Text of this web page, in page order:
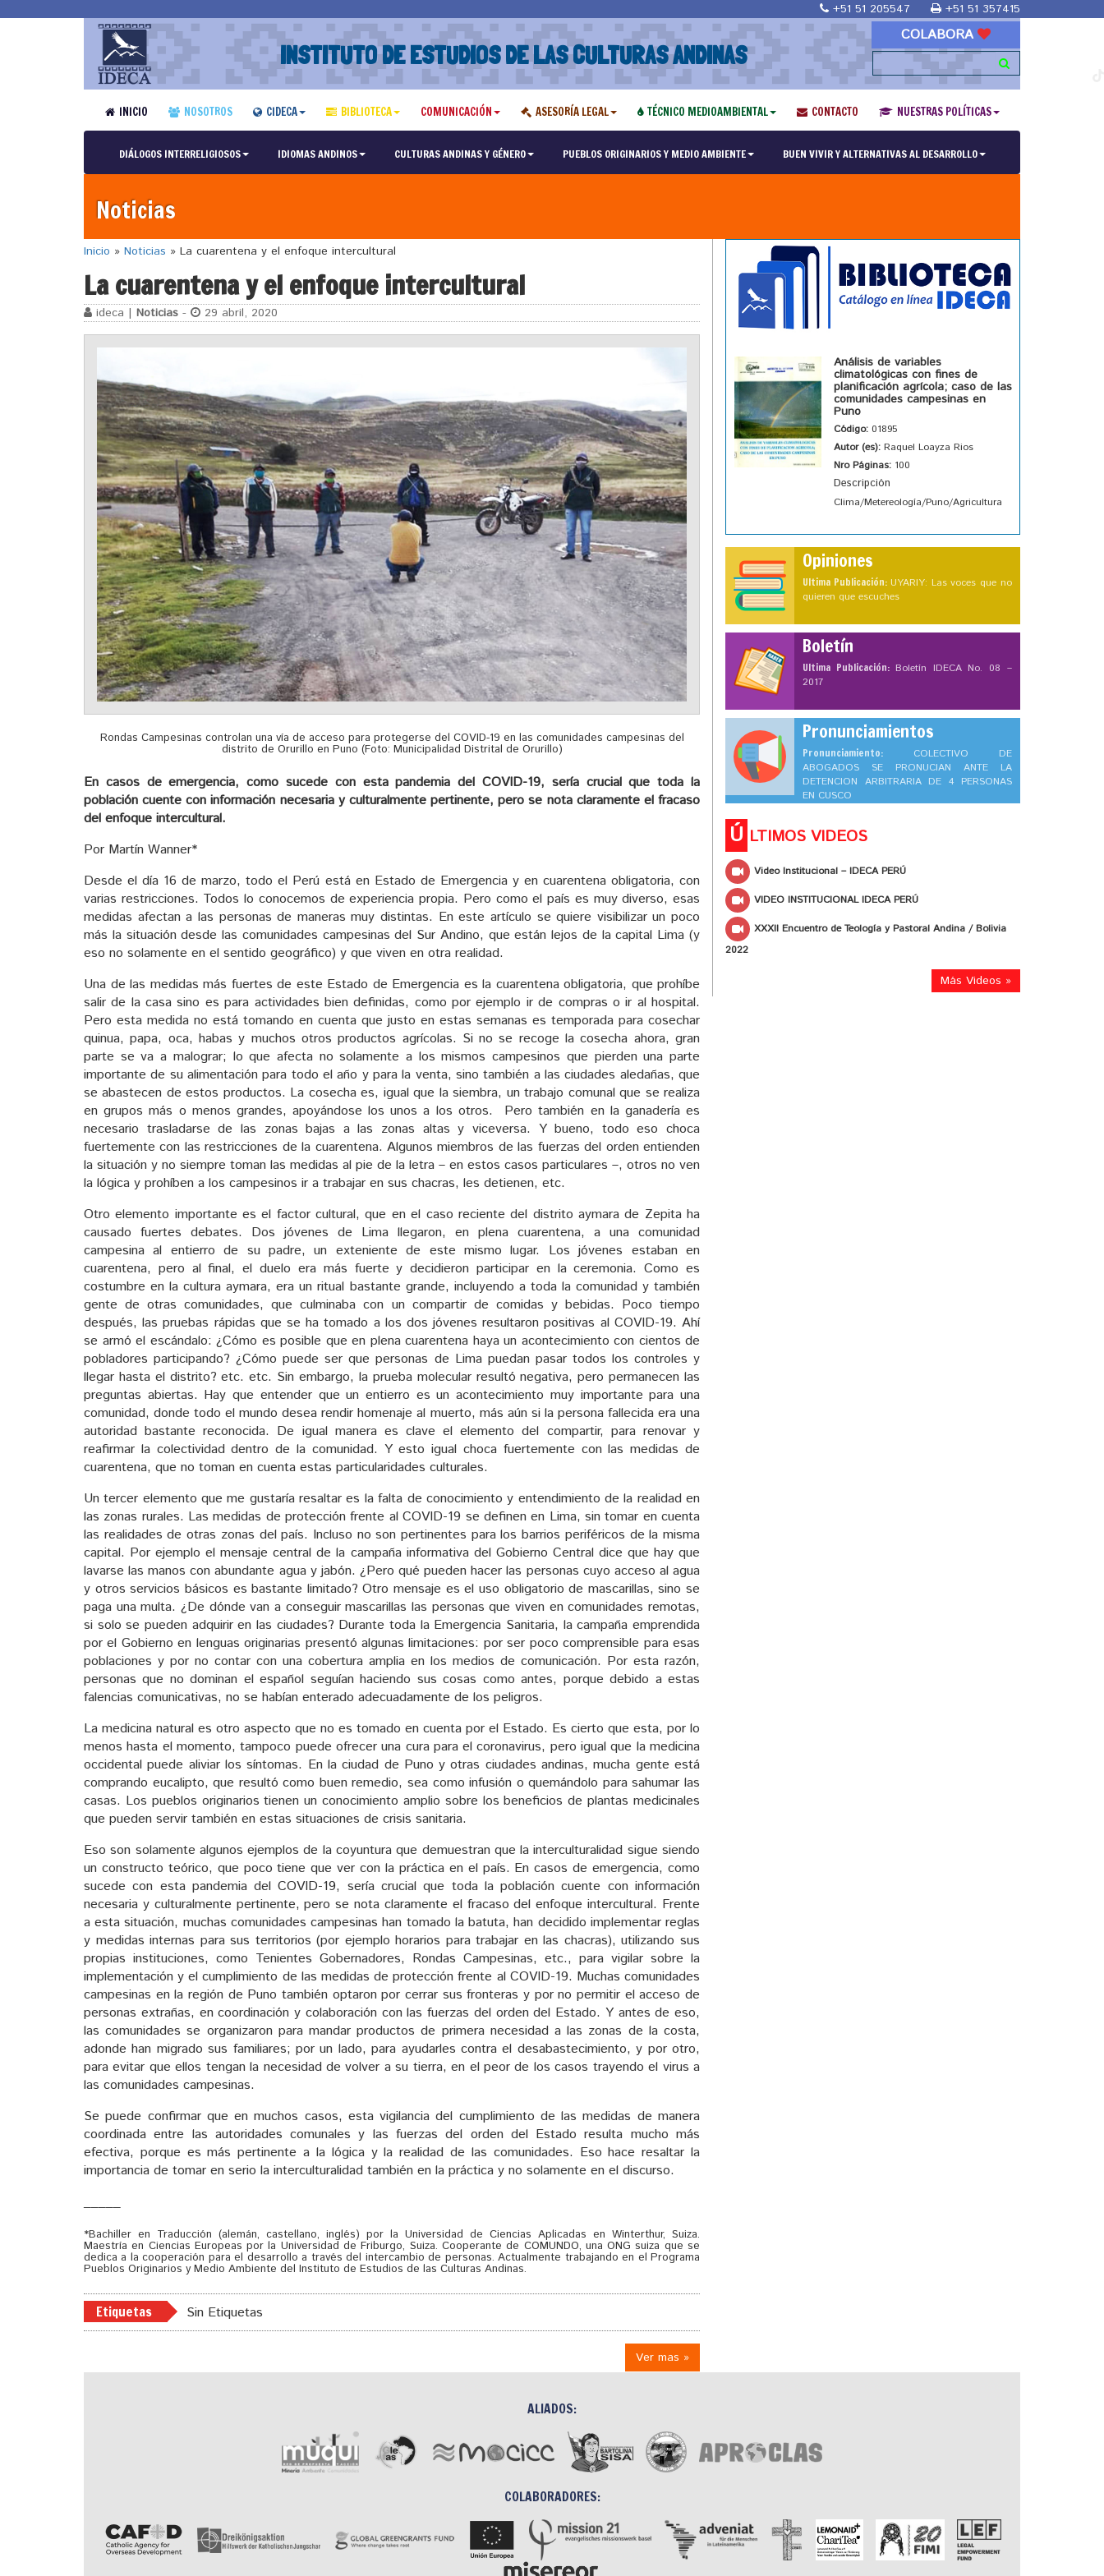
+51 51 205547 +51 51 357415
INSTITUTO DE ESTUDIOS DE LAS CULTURAS ANDINAS
COLABORA
INICIO NOSOTROS CIDECA BIBLIOTECA COMUNICACIÓN ASESORÍA LEGAL TÉCNICO MEDIOAMBIENTAL CONTACTO NUESTRAS POLÍTICAS
DIÁLOGOS INTERRELIGIOSOS IDIOMAS ANDINOS CULTURAS ANDINAS Y GÉNERO PUEBLOS ORIGINARIOS Y MEDIO AMBIENTE BUEN VIVIR Y ALTERNATIVAS AL DESARROLLO
Noticias
Inicio » Noticias » La cuarentena y el enfoque intercultural
La cuarentena y el enfoque intercultural
ideca | Noticias - 29 abril, 2020
Rondas Campesinas controlan una vía de acceso para protegerse del COVID-19 en las comunidades campesinas del
distrito de Orurillo en Puno (Foto: Municipalidad Distrital de Orurillo)
En casos de emergencia, como sucede con esta pandemia del COVID-19, sería crucial que toda la
población cuente con información necesaria y culturalmente pertinente, pero se nota claramente el fracaso
del enfoque intercultural.
Por Martín Wanner*
Desde el día 16 de marzo, todo el Perú está en Estado de Emergencia y en cuarentena obligatoria, con
varias restricciones. Todos lo conocemos de experiencia propia. Pero como el país es muy diverso, esas
medidas afectan a las personas de maneras muy distintas. En este artículo se quiere visibilizar un poco
más la situación desde las comunidades campesinas del Sur Andino, que están lejos de la capital Lima (y
eso no solamente en el sentido geográfico) y que viven en otra realidad.
Una de las medidas más fuertes de este Estado de Emergencia es la cuarentena obligatoria, que prohíbe
salir de la casa sino es para actividades bien definidas, como por ejemplo ir de compras o ir al hospital.
Pero esta medida no está tomando en cuenta que justo en estas semanas es temporada para cosechar
quinua, papa, oca, habas y muchos otros productos agrícolas. Si no se recoge la cosecha ahora, gran
parte se va a malograr; lo que afecta no solamente a los mismos campesinos que pierden una parte
importante de su alimentación para todo el año y para la venta, sino también a las ciudades aledañas, que
se abastecen de estos productos. La cosecha es, igual que la siembra, un trabajo comunal que se realiza
en grupos más o menos grandes, apoyándose los unos a los otros. Pero también en la ganadería es
necesario trasladarse de las zonas bajas a las zonas altas y viceversa. Y bueno, todo eso choca
fuertemente con las restricciones de la cuarentena. Algunos miembros de las fuerzas del orden entienden
la situación y no siempre toman las medidas al pie de la letra – en estos casos particulares –, otros no ven
la lógica y prohíben a los campesinos ir a trabajar en sus chacras, les detienen, etc.
Otro elemento importante es el factor cultural, que en el caso reciente del distrito aymara de Zepita ha
causado fuertes debates. Dos jóvenes de Lima llegaron, en plena cuarentena, a una comunidad
campesina al entierro de su padre, un exteniente de este mismo lugar. Los jóvenes estaban en
cuarentena, pero al final, el duelo era más fuerte y decidieron participar en la ceremonia. Como es
costumbre en la cultura aymara, era un ritual bastante grande, incluyendo a toda la comunidad y también
gente de otras comunidades, que culminaba con un compartir de comidas y bebidas. Poco tiempo
después, las pruebas rápidas que se ha tomado a los dos jóvenes resultaron positivas al COVID-19. Ahí
se armó el escándalo: ¿Cómo es posible que en plena cuarentena haya un acontecimiento con cientos de
pobladores participando? ¿Cómo puede ser que personas de Lima puedan pasar todos los controles y
llegar hasta el distrito? etc. etc. Sin embargo, la prueba molecular resultó negativa, pero permanecen las
preguntas abiertas. Hay que entender que un entierro es un acontecimiento muy importante para una
comunidad, donde todo el mundo desea rendir homenaje al muerto, más aún si la persona fallecida era una
autoridad bastante reconocida. De igual manera es clave el elemento del compartir, para renovar y
reafirmar la colectividad dentro de la comunidad. Y esto igual choca fuertemente con las medidas de
cuarentena, que no toman en cuenta estas particularidades culturales.
Un tercer elemento que me gustaría resaltar es la falta de conocimiento y entendimiento de la realidad en
las zonas rurales. Las medidas de protección frente al COVID-19 se definen en Lima, sin tomar en cuenta
las realidades de otras zonas del país. Incluso no son pertinentes para los barrios periféricos de la misma
capital. Por ejemplo el mensaje central de la campaña informativa del Gobierno Central dice que hay que
lavarse las manos con abundante agua y jabón. ¿Pero qué pueden hacer las personas cuyo acceso al agua
y otros servicios básicos es bastante limitado? Otro mensaje es el uso obligatorio de mascarillas, sino se
paga una multa. ¿De dónde van a conseguir mascarillas las personas que viven en comunidades remotas,
si solo se pueden adquirir en las ciudades? Durante toda la Emergencia Sanitaria, la campaña emprendida
por el Gobierno en lenguas originarias presentó algunas limitaciones: por ser poco comprensible para esas
poblaciones y por no contar con una cobertura amplia en los medios de comunicación. Por esta razón,
personas que no dominan el español seguían haciendo sus cosas como antes, porque debido a estas
falencias comunicativas, no se habían enterado adecuadamente de los peligros.
La medicina natural es otro aspecto que no es tomado en cuenta por el Estado. Es cierto que esta, por lo
menos hasta el momento, tampoco puede ofrecer una cura para el coronavirus, pero igual que la medicina
occidental puede aliviar los síntomas. En la ciudad de Puno y otras ciudades andinas, mucha gente está
comprando eucalipto, que resultó como buen remedio, sea como infusión o quemándolo para sahumar las
casas. Los pueblos originarios tienen un conocimiento amplio sobre los beneficios de plantas medicinales
que pueden servir también en estas situaciones de crisis sanitaria.
Eso son solamente algunos ejemplos de la coyuntura que demuestran que la interculturalidad sigue siendo
un constructo teórico, que poco tiene que ver con la práctica en el país. En casos de emergencia, como
sucede con esta pandemia del COVID-19, sería crucial que toda la población cuente con información
necesaria y culturalmente pertinente, pero se nota claramente el fracaso del enfoque intercultural. Frente
a esta situación, muchas comunidades campesinas han tomado la batuta, han decidido implementar reglas
y medidas internas para sus territorios (por ejemplo horarios para trabajar en las chacras), utilizando sus
propias instituciones, como Tenientes Gobernadores, Rondas Campesinas, etc., para vigilar sobre la
implementación y el cumplimiento de las medidas de protección frente al COVID-19. Muchas comunidades
campesinas en la región de Puno también optaron por cerrar sus fronteras y por no permitir el acceso de
personas extrañas, en coordinación y colaboración con las fuerzas del orden del Estado. Y antes de eso,
las comunidades se organizaron para mandar productos de primera necesidad a las zonas de la costa,
adonde han migrado sus familiares; por un lado, para ayudarles contra el desabastecimiento, y por otro,
para evitar que ellos tengan la necesidad de volver a su tierra, en el peor de los casos trayendo el virus a
las comunidades campesinas.
Se puede confirmar que en muchos casos, esta vigilancia del cumplimiento de las medidas de manera
coordinada entre las autoridades comunales y las fuerzas del orden del Estado resulta mucho más
efectiva, porque es más pertinente a la lógica y la realidad de las comunidades. Eso hace resaltar la
importancia de tomar en serio la interculturalidad también en la práctica y no solamente en el discurso.
*Bachiller en Traducción (alemán, castellano, inglés) por la Universidad de Ciencias Aplicadas en Winterthur, Suiza.
Maestría en Ciencias Europeas por la Universidad de Friburgo, Suiza. Cooperante de COMUNDO, una ONG suiza que se
dedica a la cooperación para el desarrollo a través del intercambio de personas. Actualmente trabajando en el Programa
Pueblos Originarios y Medio Ambiente del Instituto de Estudios de las Culturas Andinas.
Etiquetas Sin Etiquetas
Ver mas »
Análisis de variables
climatológicas con fines de
planificación agrícola; caso de las
comunidades campesinas en
Puno
Código: 01895
Autor (es): Raquel Loayza Rios
Nro Páginas: 100
Descripción
Clima/Metereología/Puno/Agricultura
Opiniones
Ultima Publicación: UYARIY: Las voces que no
quieren que escuches
Boletín
Ultima Publicación: Boletín IDECA No. 08 –
2017
Pronunciamientos
Pronunciamiento: COLECTIVO DE
ABOGADOS SE PRONUCIAN ANTE LA
DETENCION ARBITRARIA DE 4 PERSONAS
EN CUSCO
Ú LTIMOS VIDEOS
Video Institucional – IDECA PERÚ
VIDEO INSTITUCIONAL IDECA PERÚ
XXXII Encuentro de Teología y Pastoral Andina / Bolivia
2022
Más Videos »
ALIADOS:
COLABORADORES: